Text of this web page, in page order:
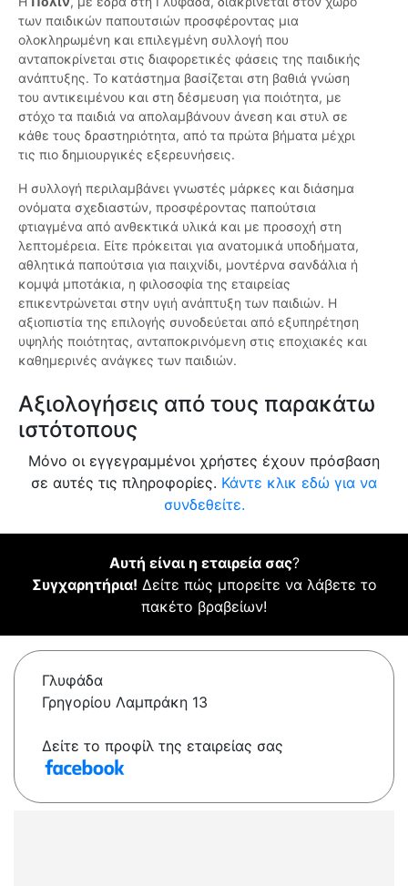
των παιδικών παπουτσιών προσφέροντας μια
ολοκληρωμένη και επιλεγμένη συλλογή που
ανταποκρίνεται στις διαφορετικές φάσεις της παιδικής
ανάπτυξης. Το κατάστημα βασίζεται στη βαθιά γνώση
του αντικειμένου και στη δέσμευση για ποιότητα, με
στόχο τα παιδιά να απολαμβάνουν άνεση και στυλ σε
κάθε τους δραστηριότητα, από τα πρώτα βήματα μέχρι
τις πιο δημιουργικές εξερευνήσεις.
Η συλλογή περιλαμβάνει γνωστές μάρκες και διάσημα
ονόματα σχεδιαστών, προσφέροντας παπούτσια
φτιαγμένα από ανθεκτικά υλικά και με προσοχή στη
λεπτομέρεια. Είτε πρόκειται για ανατομικά υποδήματα,
αθλητικά παπούτσια για παιχνίδι, μοντέρνα σανδάλια ή
κομψά μποτάκια, η φιλοσοφία της εταιρείας
επικεντρώνεται στην υγιή ανάπτυξη των παιδιών. Η
αξιοπιστία της επιλογής συνοδεύεται από εξυπηρέτηση
υψηλής ποιότητας, ανταποκρινόμενη στις εποχιακές και
καθημερινές ανάγκες των παιδιών.
Αξιολογήσεις από τους παρακάτω
ιστότοπους
Μόνο οι εγγεγραμμένοι χρήστες έχουν πρόσβαση
σε αυτές τις πληροφορίες. Κάντε κλικ εδώ για να
συνδεθείτε.
Αυτή είναι η εταιρεία σας?
Συγχαρητήρια! Δείτε πώς μπορείτε να λάβετε το
πακέτο βραβείων!
Γλυφάδα
Γρηγορίου Λαμπράκη 13
Δείτε το προφίλ της εταιρείας σας